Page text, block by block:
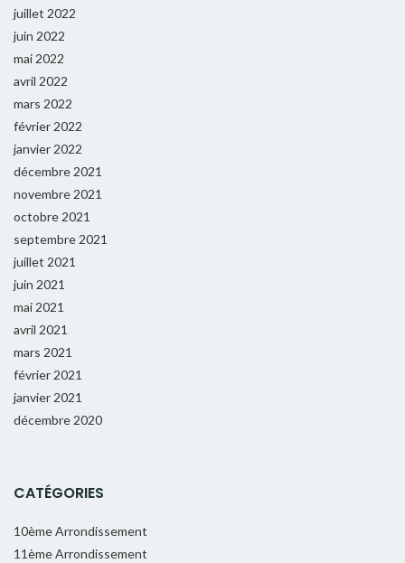
juillet 2022
juin 2022
mai 2022
avril 2022
mars 2022
février 2022
janvier 2022
décembre 2021
novembre 2021
octobre 2021
septembre 2021
juillet 2021
juin 2021
mai 2021
avril 2021
mars 2021
février 2021
janvier 2021
décembre 2020
CATÉGORIES
10ème Arrondissement
11ème Arrondissement